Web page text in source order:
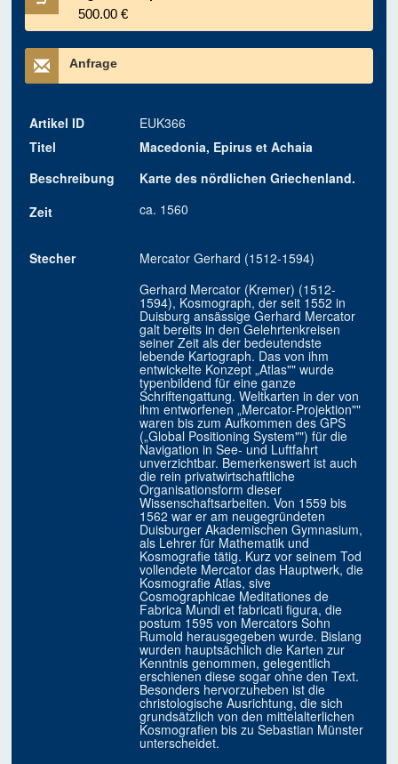
500.00 €
Anfrage
Artikel ID
EUK366
Titel
Macedonia, Epirus et Achaia
Beschreibung
Karte des nördlichen Griechenland.
Zeit
ca. 1560
Stecher
Mercator Gerhard (1512-1594)
Gerhard Mercator (Kremer) (1512-
1594), Kosmograph, der seit 1552 in
Duisburg ansässige Gerhard Mercator
galt bereits in den Gelehrtenkreisen
seiner Zeit als der bedeutendste
lebende Kartograph. Das von ihm
entwickelte Konzept „Atlas"" wurde
typenbildend für eine ganze
Schriftengattung. Weltkarten in der von
ihm entworfenen „Mercator-Projektion""
waren bis zum Aufkommen des GPS
(„Global Positioning System"") für die
Navigation in See- und Luftfahrt
unverzichtbar. Bemerkenswert ist auch
die rein privatwirtschaftliche
Organisationsform dieser
Wissenschaftsarbeiten. Von 1559 bis
1562 war er am neugegründeten
Duisburger Akademischen Gymnasium,
als Lehrer für Mathematik und
Kosmografie tätig. Kurz vor seinem Tod
vollendete Mercator das Hauptwerk, die
Kosmografie Atlas, sive
Cosmographicae Meditationes de
Fabrica Mundi et fabricati figura, die
postum 1595 von Mercators Sohn
Rumold herausgegeben wurde. Bislang
wurden hauptsächlich die Karten zur
Kenntnis genommen, gelegentlich
erschienen diese sogar ohne den Text.
Besonders hervorzuheben ist die
christologische Ausrichtung, die sich
grundsätzlich von den mittelalterlichen
Kosmografien bis zu Sebastian Münster
unterscheidet.